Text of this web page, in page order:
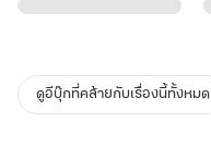
ดูอีบุ๊กที่คล้ายกับเรื่องนี้ทั้งหมด